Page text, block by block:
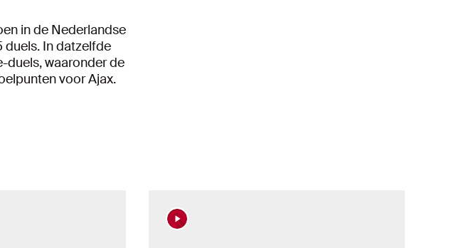
in de Nederlandse
duels. In datzelfde
duels, waaronder de
voor Ajax.